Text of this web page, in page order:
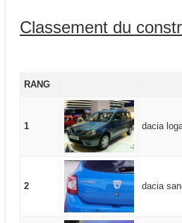
Classement du
RANG
1 dacia
2 dacia